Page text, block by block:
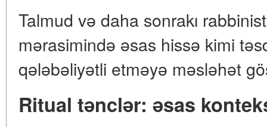
Talmud və daha sonrakı
mərasimində əsas hissə kimi
qələbəliyətli etməyə məsləhət
Ritual tənclər: əsas